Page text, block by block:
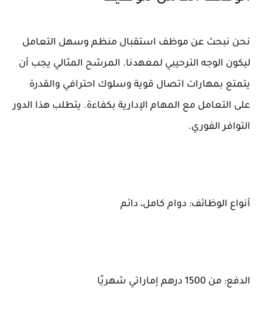
نحن نبحث عن موظف استقبال منظم وسهل التعامل
ليكون الوجه الترحيبي لمعهدنا. المرشح المثالي يجب أن
يتمتع بمهارات اتصال قوية وسلوك احترافي والقدرة
على التعامل مع المهام الإدارية بكفاءة. يتطلب هذا الدور
التوافر الفوري.
أنواع الوظائف: دوام كامل، دائم
الدفع: من 1500 درهم إماراتي شهريًا